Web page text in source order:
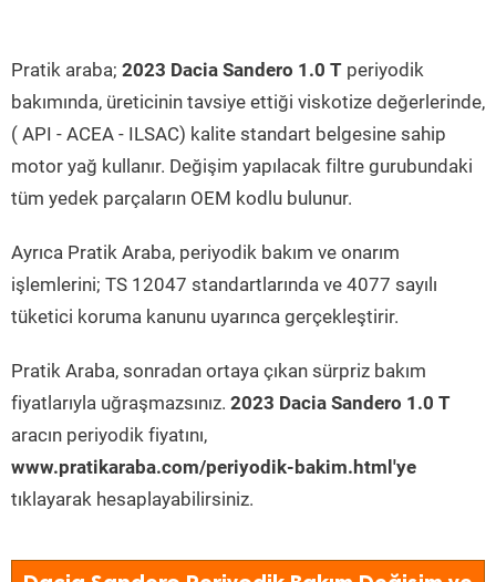
Pratik araba; 2023 Dacia Sandero 1.0 T periyodik
bakımında, üreticinin tavsiye ettiği viskotize değerlerinde,
( API - ACEA - ILSAC) kalite standart belgesine sahip
motor yağ kullanır. Değişim yapılacak filtre gurubundaki
tüm yedek parçaların OEM kodlu bulunur.
Ayrıca Pratik Araba, periyodik bakım ve onarım
işlemlerini; TS 12047 standartlarında ve 4077 sayılı
tüketici koruma kanunu uyarınca gerçekleştirir.
Pratik Araba, sonradan ortaya çıkan sürpriz bakım
fiyatlarıyla uğraşmazsınız. 2023 Dacia Sandero 1.0 T
aracın periyodik fiyatını,
www.pratikaraba.com/periyodik-bakim.html'ye
tıklayarak hesaplayabilirsiniz.